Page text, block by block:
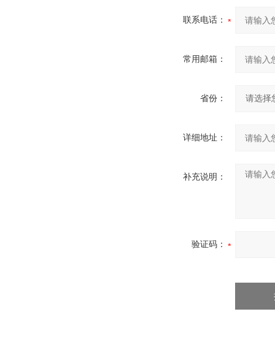
联系电话：
常用邮箱：
省份：
详细地址：
补充说明：
验证码：